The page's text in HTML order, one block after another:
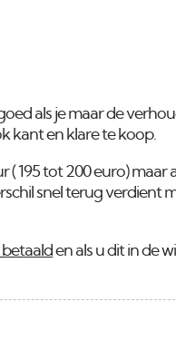
als je maar de
kant en klare te koop.
195 tot 200 euro) maar
snel terug verdient
en als u dit in de